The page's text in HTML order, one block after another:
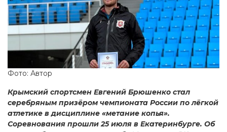
Фото: Автор
Крымский спортсмен Евгений Брюшенко стал
серебряным призёром чемпионата России по лёгкой
атлетике в дисциплине «метание копья».
Соревнования прошли 25 июля в Екатеринбурге. Об